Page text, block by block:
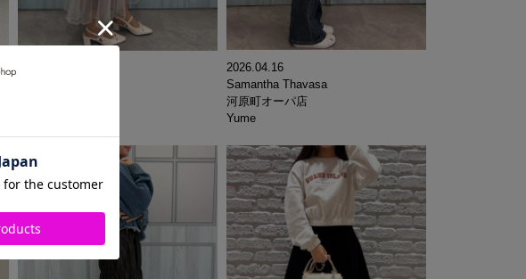
2026.04.16
Samantha Thavasa
河原町オーパ店
Yume